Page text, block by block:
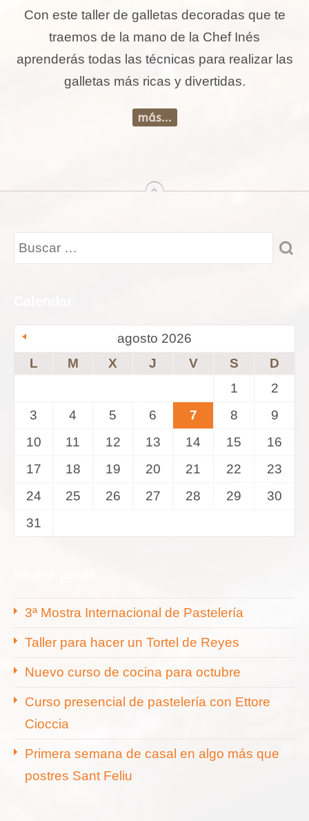
Con este taller de galletas decoradas que te
traemos de la mano de la Chef Inés
aprenderás todas las técnicas para realizar las
galletas más ricas y divertidas.
más...
arriba
agosto 2026
L
M X J V S
D
1
2
3
4 5 6 7 8
9
10
11 12 13 14 15
16
17
18 19 20 21 22
23
24
25 26 27 28 29
30
31
3ª Mostra Internacional de Pastelería
Taller para hacer un Tortel de Reyes
Nuevo curso de cocina para octubre
Curso presencial de pastelería con Ettore
Cioccia
Primera semana de casal en algo más que
postres Sant Feliu